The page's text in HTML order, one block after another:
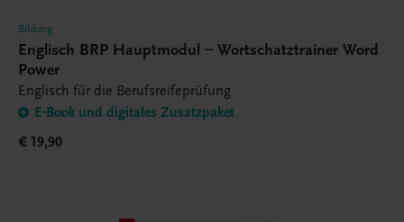
Bildung
Englisch BRP Hauptmodul – Wortschatztrainer Word
Power
Englisch für die Berufsreifeprüfung
E-Book und digitales Zusatzpaket
€ 19,90